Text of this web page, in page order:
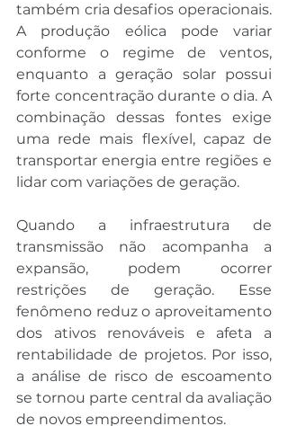
também cria desafios operacionais.
A produção eólica pode variar
conforme o regime de ventos,
enquanto a geração solar possui
forte concentração durante o dia. A
combinação dessas fontes exige
uma rede mais flexível, capaz de
transportar energia entre regiões e
lidar com variações de geração.
Quando a infraestrutura de
transmissão não acompanha a
expansão, podem ocorrer
restrições de geração. Esse
fenômeno reduz o aproveitamento
dos ativos renováveis e afeta a
rentabilidade de projetos. Por isso,
a análise de risco de escoamento
se tornou parte central da avaliação
de novos empreendimentos.